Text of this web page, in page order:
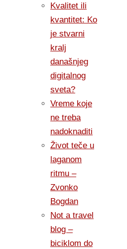
Kvalitet ili
kvantitet: Ko
je stvarni
kralj
današnjeg
digitalnog
sveta?
Vreme koje
ne treba
nadoknaditi
Život teče u
laganom
ritmu –
Zvonko
Bogdan
Not a travel
blog –
biciklom do